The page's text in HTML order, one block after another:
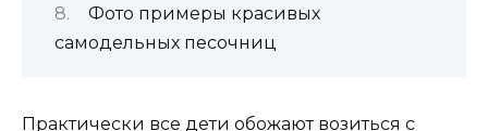
Фото примеры красивых
самодельных песочниц
Практически все дети обожают возиться с